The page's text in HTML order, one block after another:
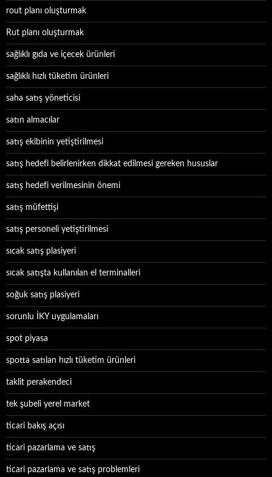
rout planı oluşturmak
Rut planı oluşturmak
sağlıklı gıda ve içecek ürünleri
sağlıklı hızlı tüketim ürünleri
saha satış yöneticisi
satın almacılar
satış ekibinin yetiştirilmesi
satış hedefi belirlenirken dikkat edilmesi gereken hususlar
satış hedefi verilmesinin önemi
satış müfettişi
satış personeli yetiştirilmesi
sıcak satış plasiyeri
sıcak satışta kullanılan el terminalleri
soğuk satış plasiyeri
sorunlu İKY uygulamaları
spot piyasa
spotta satılan hızlı tüketim ürünleri
taklit perakendeci
tek şubeli yerel market
ticari bakış açısı
ticari pazarlama ve satış
ticari pazarlama ve satış problemleri